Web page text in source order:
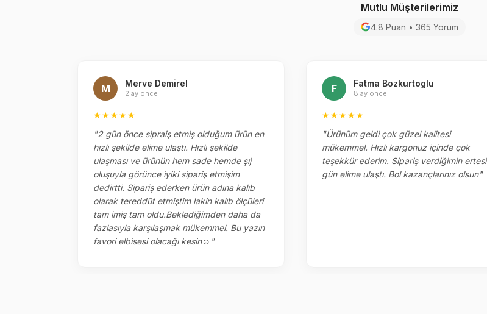
Mutlu Müşterilerimiz
4.8 Puan • 365 Yorum
M Merve Demirel
2 ay önce
★★★★★
"2 gün önce sipraiş etmiş olduğum ürün en
hızlı şekilde elime ulaştı. Hızlı şekilde
ulaşması ve ürünün hem sade hemde şıj
oluşuyla görünce iyiki sipariş etmişim
dedirtti. Sipariş ederken ürün adına kalıb
olarak tereddüt etmiştim lakin kalıb ölçüleri
tam imiş tam oldu.Beklediğimden daha da
fazlasıyla karşılaşmak mükemmel. Bu yazın
favori elbisesi olacağı kesin☺️"
F Fatma Bozkurtoglu
8 ay önce
★★★★★
"Ürünüm geldi çok güzel kalitesi
mükemmel. Hızlı kargonuz içinde çok
teşekkür ederim. Sipariş verdiğimin ertesi
gün elime ulaştı. Bol kazançlarınız olsun"